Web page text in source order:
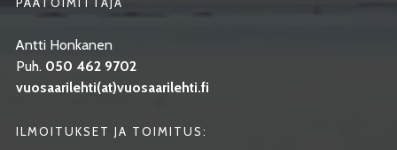
Antti Honkanen
Puh. 050 462 9702
vuosaarilehti(at)vuosaarilehti.fi
ILMOITUKSET JA TOIMITUS: